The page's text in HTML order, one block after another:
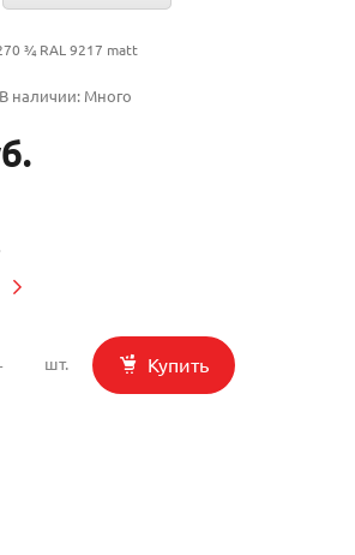
¾ RAL 9217 matt
В наличии: Много
шт. Купить